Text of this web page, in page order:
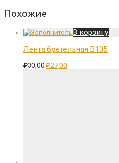
Похожие
В корзину
Лента бретельная B135
₽30,00Первоначальная
₽27,00